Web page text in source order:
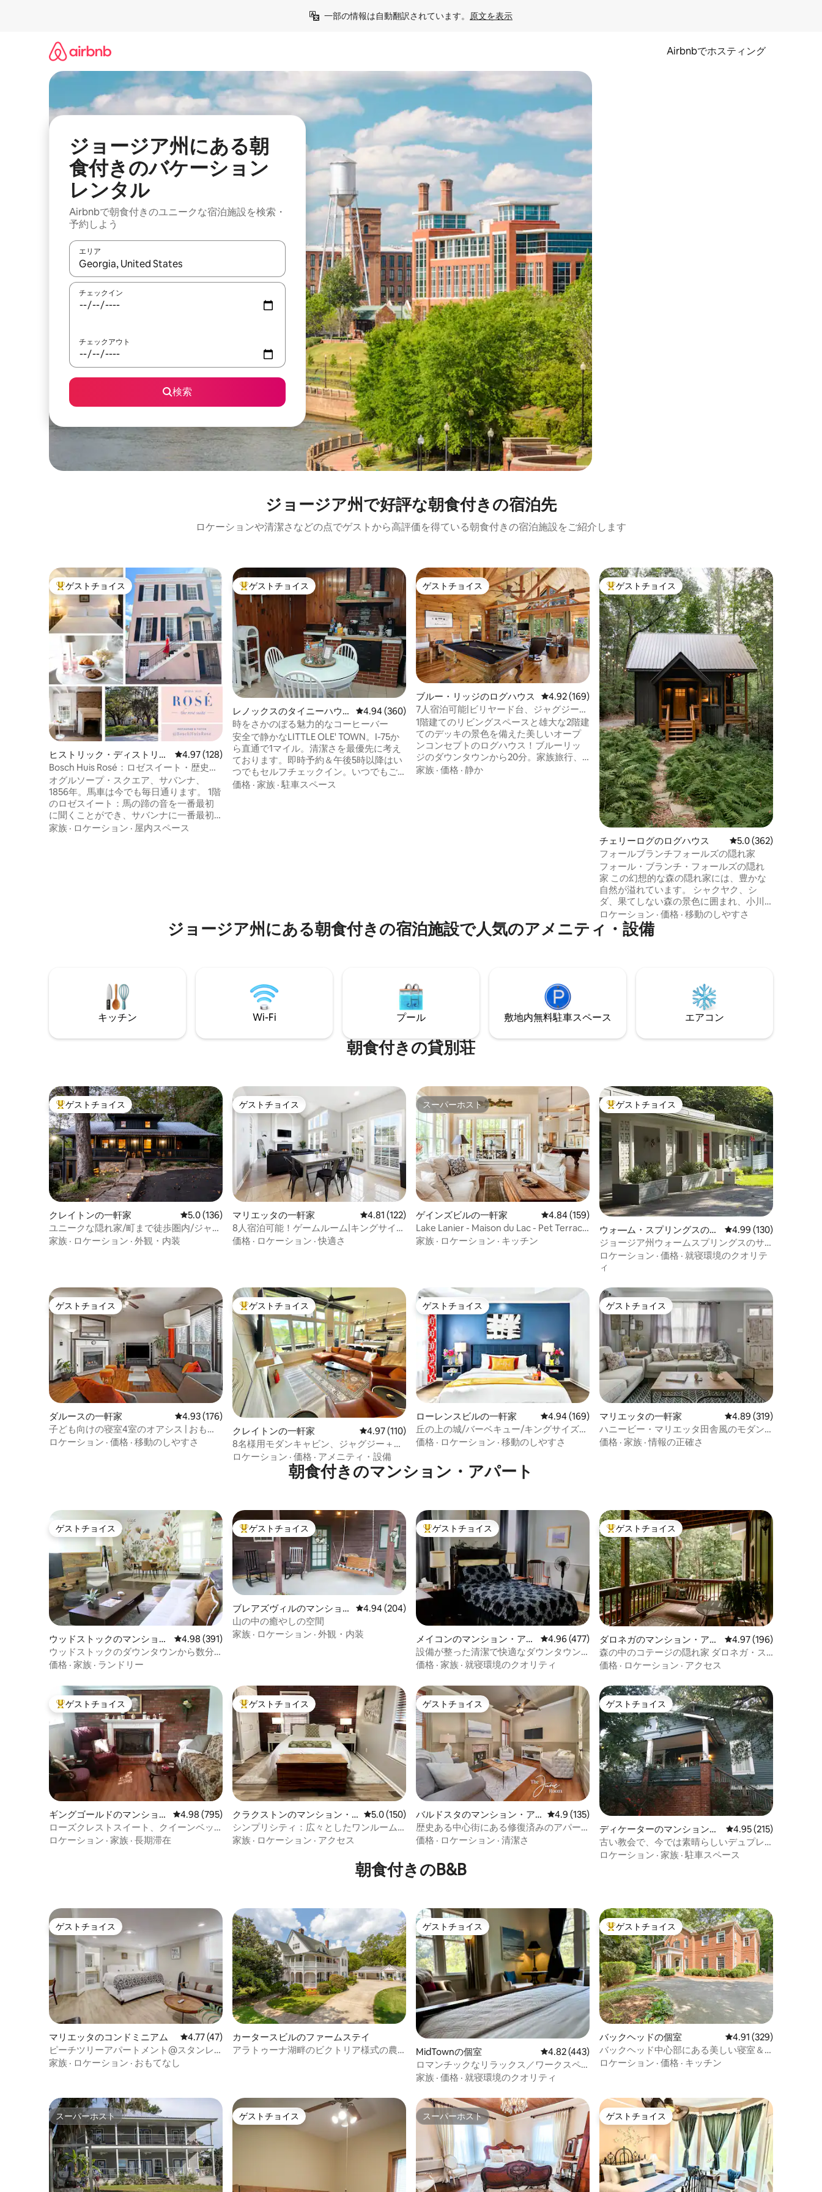
一部の情報は自動翻訳されています。 原文を表示
Airbnbでホスティング
ジョージア州にある朝
食付きのバケーション
レンタル
Airbnbで朝食付きのユニークな宿泊施設を検索・
予約しよう
エリア
検索結果が表示されたら、上下の矢印キーを使って移動するか、画面をタッチまたはスワイプして検索結果を確認することができます。
チェックイン
チェックアウト
検索
ジョージア州で好評な朝食付きの宿泊先
ロケーションや清潔さなどの点でゲストから高評価を得ている朝食付きの宿泊施設をご紹介します
大好評のゲストチョイスです。
ゲストチョイス
ヒストリック・ディストリク
ト ・ノースの一軒家
レビュー128件、5つ星中4.97つ星の平均評価
4.97 (128)
Bosch Huis Rosé：ロゼスイート・歴史
的・駐車場
オグルソープ・スクエア、サバンナ、
1856年。馬車は今でも毎日通ります。 1階
のロゼスイート：馬の蹄の音を一番最初
に聞くことができ、サバンナに一番最初
に出かけることができ、広場の最前列に
ら、まさに自分の家だからです。 Bosch
Huisは夢から始まりました。あなたのよ
家族 · ロケーション · 屋内スペース
大好評のゲストチョイスです。
ゲストチョイス
レノックスのタイニーハウ
ス
レビュー360件、5つ星中4.94つ星の平均評価
4.94 (360)
時をさかのぼる魅力的なコーヒーバー
安全で静かなLITTLE OLE' TOWN。I-75か
ら直通で1マイル。清潔さを最優先に考え
ております。即時予約＆午後5時以降はい
つでもセルフチェックイン。いつでもご
自由に出入りいただけます。充実した無
価格 · 家族 ·駐車スペース
ゲストチョイス
ゲストチョイス
ブルー・リッジのログハウス レビュー169件、5つ星中4.92つ星の平均評価
4.92 (169)
7人宿泊可能|ビリヤード台、ジャグジー、
BRまで17分
1階建てのリビングスペースと雄大な2階建
てのデッキの景色を備えた美しいオープ
ンコンセプトのログハウス！ブルーリッ
ジのダウンタウンから20分。家族旅行、
ロマンチックな逃避行、友人との楽しい
家族 · 価格 · 静か
大好評のゲストチョイスです。
ゲストチョイス
チェリーログのログハウス レビュー362件、5つ
5.0 (362)
フォールブランチフォールズの隠れ家
フォール・ブランチ・フォールズの隠れ
家 この幻想的な森の隠れ家には、豊かな
自然が溢れています。 シャクヤク、シ
ダ、果てしない森の景色に囲まれ、小川
の心地よい音が響く、大自然がすぐそば
に広がる場所です。 フォール・ブラン
チ・フォールズの滝までの短いハイキン
@retreatatfallbranchfallsでお問い合わせ
号：003874
ロケーション · 価格 · 移動のしやすさ
ジョージア州にある朝食付きの宿泊施設で人気のアメニティ・設備
キッチン Wi-Fi プール 敷地内無料駐⁠車ス⁠ペ⁠ー⁠ス エアコン
朝食付きの貸別荘
大好評のゲストチョイスです。
ゲストチョイス
クレイトンの一軒家 レビュー136件、5つ星中5.0つ星の平均評価
5.0 (136)
ユニークな隠れ家/町まで徒歩圏内/ジャグ
ジー＆プール
家族 · ロケーション · 外観・内装
ゲストチョイス
ゲストチョイス
マリエッタの一軒家 レビュー122件、5つ星中4.81つ星の平均評価
4.81 (122)
8人宿泊可能！ゲームルーム|キングサイズ
ベッド|裏庭でのんびり
価格 · ロケーション ·快適さ
スーパーホスト
スーパーホスト
ゲインズビルの一軒家 レビュー159件、5つ星中4.84つ星の平均評価
4.84 (159)
Lake Lanier - Maison du Lac - Pet Terrace
Level
家族 · ロケーション · キッチン
大好評のゲストチョイスです。
ゲストチョイス
ウォ―ム・スプリングスの一
軒家
レビュー130件、5つ
4.99 (130)
ジョージア州ウォームスプリングスのサ
ンクチュアリ
ロケーション · 価格 · 就寝環境のクオリテ
ィ
ゲストチョイス
ゲストチョイス
ダルースの一軒家 レビュー176件、5つ星中4.93つ星の平均評価
4.93 (176)
子ども向けの寝室4室のオアシス | おもち
ゃが揃っています
ロケーション · 価格 · 移動のしやすさ
大好評のゲストチョイスです。
ゲストチョイス
クレイトンの一軒家 レビュー110件、5つ星中4.97つ星の平均評価
4.97 (110)
8名様用モダンキャビン、ジャグジー＋山
の眺望＋町から1分
ロケーション · 価格 · アメニティ・設備
ゲストチョイス
ゲストチョイス
ローレンスビルの一軒家 レビュー169件、5つ星中4.94つ星の平均評価
4.94 (169)
丘の上の城/バーベキュー/キングサイズベ
ッド/ゲームセンター/寝室6室
価格 · ロケーション · 移動のしやすさ
ゲストチョイス
ゲストチョイス
マリエッタの一軒家 レビュー319件、5つ
4.89 (319)
ハニービー・マリエッタ田舎風のモダン
なファームハウス・バンガロー
価格 · 家族 ·情報の正確さ
朝食付きのマンション・アパート
ゲストチョイス
ゲストチョイス
ウッドストックのマンショ
ン・アパート
レビュー391件、5つ星中4.98つ星の平均評価
4.98 (391)
ウッドストックのダウンタウンから数分
のキャリッジハウス！
価格 · 家族 · ランドリー
大好評のゲストチョイスです。
ゲストチョイス
ブレアズヴィルのマンショ
ン・アパート
レビュー204件、5つ星中4.94つ星の平均評価
4.94 (204)
山の中の癒やしの空間
家族 · ロケーション · 外観・内装
大好評のゲストチョイスです。
ゲストチョイス
メイコンのマンション・アパ
ート
レビュー477件、5つ星中4.96つ星の平均評価
4.96 (477)
設備が整った清潔で快適なダウンタウン
のアパート（駐車場付き）
価格 · 家族 · 就寝環境のクオリティ
大好評のゲストチョイスです。
ゲストチョイス
ダロネガのマンション・アパ
ート
レビュー196件、5つ
4.97 (196)
森の中のコテージの隠れ家 ダロネガ・ス
クエアまで5分
価格 · ロケーション · アクセス
大好評のゲストチョイスです。
ゲストチョイス
ギングゴールドのマンショ
ン・アパート
レビュー795件、5つ星中4.98つ星の平均評価
4.98 (795)
ローズクレストスイート、クイーンベッ
ド、キッチン、I-75アクセス
ロケーション · 家族 · 長期滞在
大好評のゲストチョイスです。
ゲストチョイス
クラクストンのマンション・
アパート
レビュー150件、5つ星中5.0つ星の平均評価
5.0 (150)
シンプリシティ：広々としたワンルーム
マンション
家族 · ロケーション · アクセス
ゲストチョイス
ゲストチョイス
バルドスタのマンション・ア
パート
レビュー135件、5つ星中4.9つ星の平均評価
4.9 (135)
歴史ある中心街にある修復済みのアパー
ト「June Room」
価格 · ロケーション · 清潔さ
ゲストチョイス
ゲストチョイス
ディケーターのマンション・
アパート
レビュー215件、5つ
4.95 (215)
古い教会で、今では素晴らしいデュプレ
ックスです。ディケーター市
ロケーション · 家族 ·駐車スペース
朝食付きのB&B
ゲストチョイス
ゲストチョイス
マリエッタのコンドミニアム レビュー47件、5つ星中4.77つ星の平均評価
4.77 (47)
ピーチツリーアパートメント@スタンレ
ーハウスインB&B
家族 · ロケーション · おもてなし
カータースビルのファームステイ
アラトゥーナ湖畔のビクトリア様式の農
ゲストチョイス
ゲストチョイス
MidTownの個室 レビュー443件、5つ星中4.82つ星の平均評価
4.82 (443)
ロマンチックなリラックス／ワークスペ
ース、キングベッド、専用バスルーム
家族 · 価格 · 就寝環境のクオリティ
大好評のゲストチョイスです。
ゲストチョイス
バックヘッドの個室 レビュー329件、5つ
4.91 (329)
バックヘッド中心部にある美しい寝室＆
バスルーム
ロケーション · 価格 · キッチン
スーパーホスト
スーパーホスト ゲストチョイス
ゲストチョイス スーパーホスト
スーパーホスト ゲストチョイス
ゲストチョイス